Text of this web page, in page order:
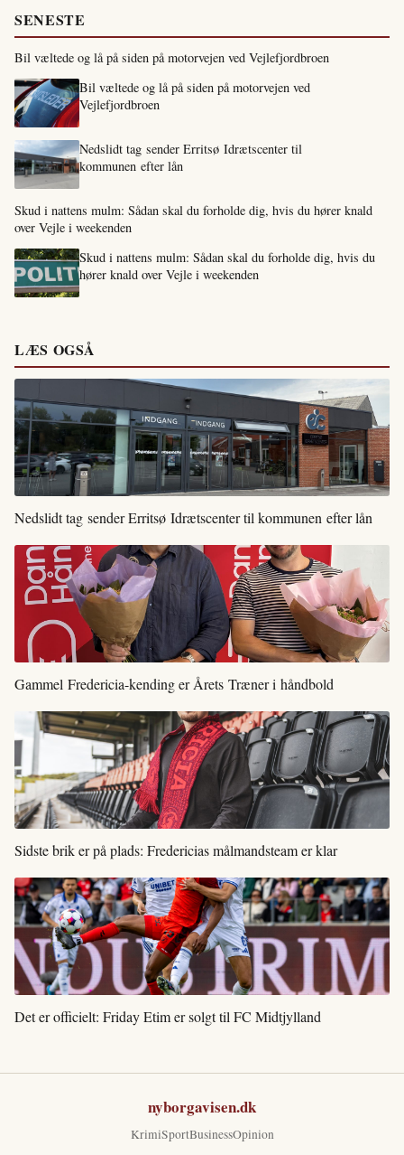
SENESTE
Bil væltede og lå på siden på motorvejen ved Vejlefjordbroen
Bil væltede og lå på siden på motorvejen ved
Vejlefjordbroen
Nedslidt tag sender Erritsø Idrætscenter til
kommunen efter lån
Skud i nattens mulm: Sådan skal du forholde dig, hvis du hører knald
over Vejle i weekenden
Skud i nattens mulm: Sådan skal du forholde dig, hvis du
hører knald over Vejle i weekenden
LÆS OGSÅ
Nedslidt tag sender Erritsø Idrætscenter til kommunen efter lån
Gammel Fredericia-kending er Årets Træner i håndbold
Sidste brik er på plads: Fredericias målmandsteam er klar
Det er officielt: Friday Etim er solgt til FC Midtjylland
nyborgavisen.dk
KrimiSportBusinessOpinion